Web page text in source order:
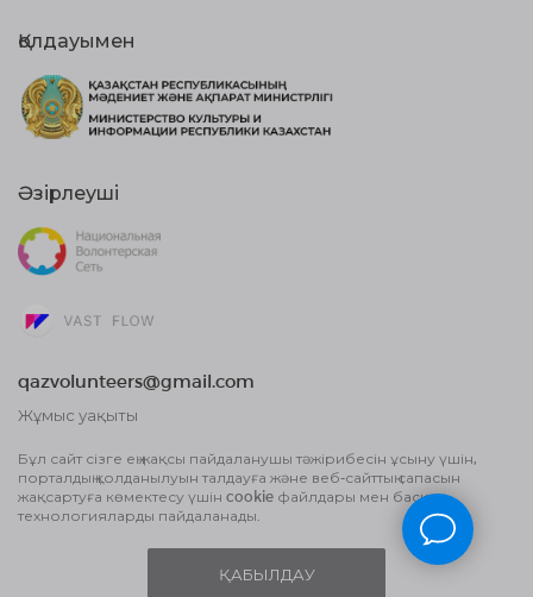
Қолдауымен
Әзірлеуші
qazvolunteers@gmail.com
Жұмыс уақыты
Жария оферта шарты
Деректерді өңдеу туралы Пайдаланушы
Бұл сайт сізге ең жақсы пайдаланушы тәжірибесін ұсыну үшін,
порталдың қолданылуын талдауға және веб-сайттың сапасын
жақсартуға көмектесу үшін cookie файлдары мен басқа
технологияларды пайдаланады.
ҚАБЫЛДАУ